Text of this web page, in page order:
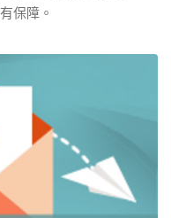
保障。